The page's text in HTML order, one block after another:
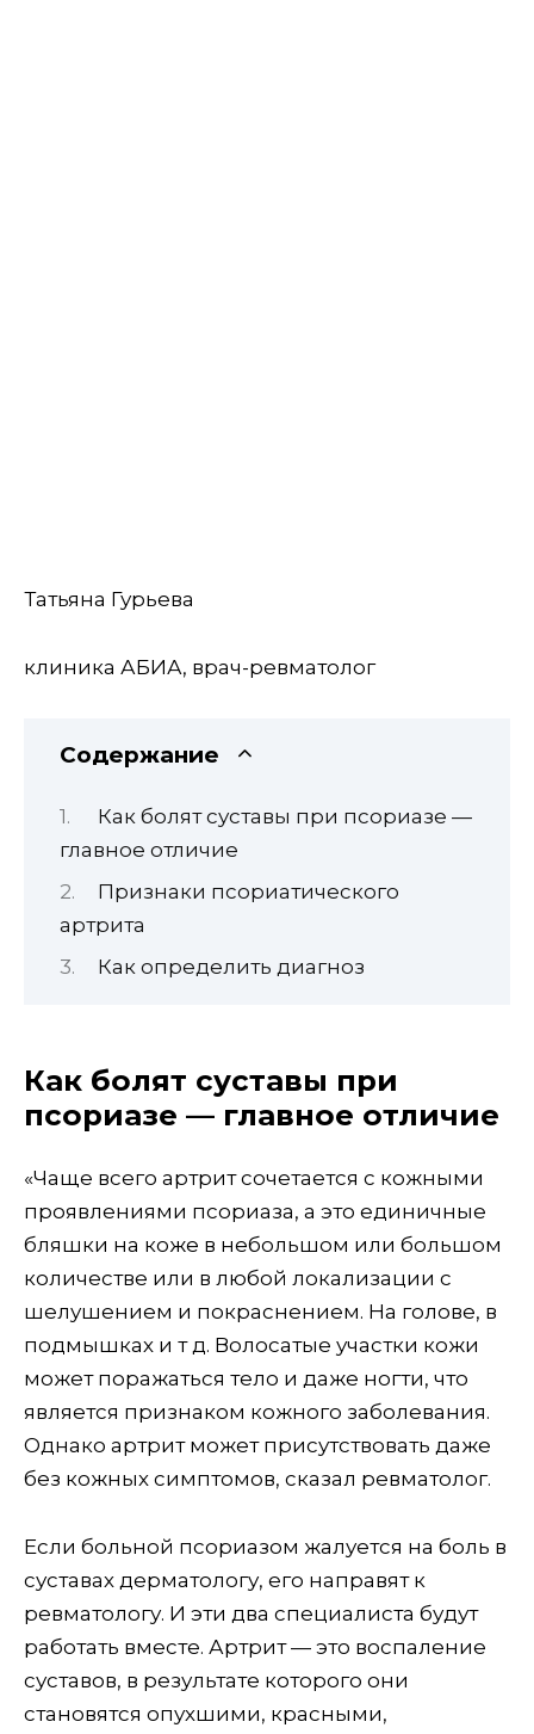
Татьяна Гурьева
клиника АБИА, врач-ревматолог
Содержание
Как болят суставы при псориазе —
главное отличие
Признаки псориатического
артрита
Как определить диагноз
Как болят суставы при
псориазе — главное отличие
«Чаще всего артрит сочетается с кожными
проявлениями псориаза, а это единичные
бляшки на коже в небольшом или большом
количестве или в любой локализации с
шелушением и покраснением. На голове, в
подмышках и т д. Волосатые участки кожи
может поражаться тело и даже ногти, что
является признаком кожного заболевания.
Однако артрит может присутствовать даже
без кожных симптомов, сказал ревматолог.
Если больной псориазом жалуется на боль в
суставах дерматологу, его направят к
ревматологу. И эти два специалиста будут
работать вместе. Артрит — это воспаление
суставов, в результате которого они
становятся опухшими, красными,